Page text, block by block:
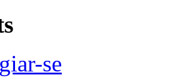
se